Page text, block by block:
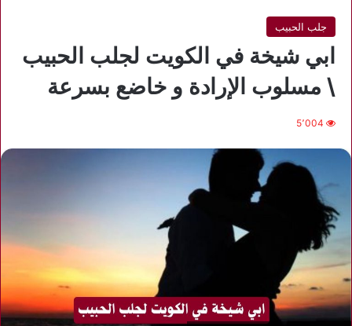
جلب الحبيب
ابي شيخة في الكويت لجلب الحبيب
\ مسلوب الإرادة و خاضع بسرعة
5٬004